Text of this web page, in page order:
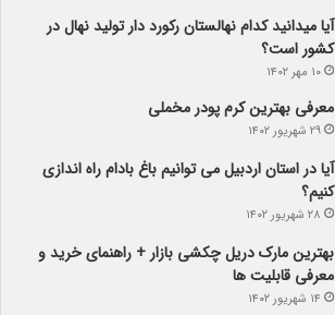
آیا می­دانید کدام نهالستان رکورد دار تولید نهال­ در
کشور است؟
۱۰ مهر ۱۴۰۲
معرفی بهترین کرم پودر مخملی
۲۹ شهریور ۱۴۰۲
آیا در استان اردبیل می توانیم باغ بادام راه اندازی
کنیم؟
۲۸ شهریور ۱۴۰۲
بهترین مارک دریل چکشی بازار + راهنمای خرید و
معرفی قابلیت ها
۱۴ شهریور ۱۴۰۲